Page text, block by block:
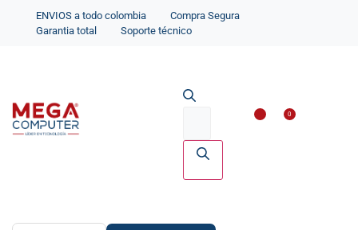
ENVIOS a todo colombia
Compra Segura
Garantia total
Soporte técnico
0